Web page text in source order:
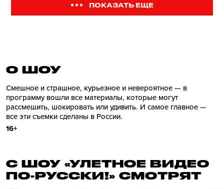
ПОКАЗАТЬ ЕЩЕ
О ШОУ
Смешное и страшное, курьезное и невероятное — в
программу вошли все материалы, которые могут
рассмешить, шокировать или удивить. И самое главное —
все эти съемки сделаны в России.
16+
С ШОУ «УЛЕТНОЕ ВИДЕО
ПО-РУССКИ!» СМОТРЯТ